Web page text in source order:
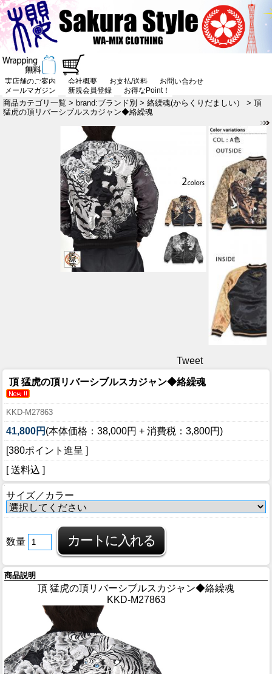
実店舗のご案内 会社概要 お支払/送料
お問い合わせ
メールマガジン
新規会員登録 お得なPoint！
商品カテゴリ一覧 > brand:ブランド別 > 絡繰魂(からくりだましい）
> 頂
猛虎の頂リバーシブルスカジャン◆絡繰魂
Tweet
頂 猛虎の頂リバーシブルスカジャン◆絡繰魂
KKD-M27863
41,800円 (本体価格：38,000円 + 消費税：3,800円)
[380ポイント進呈 ]
[ 送料込 ]
サイズ／カラー
数量
商品説明
頂 猛虎の頂リバーシブルスカジャン◆絡繰魂
KKD-M27863